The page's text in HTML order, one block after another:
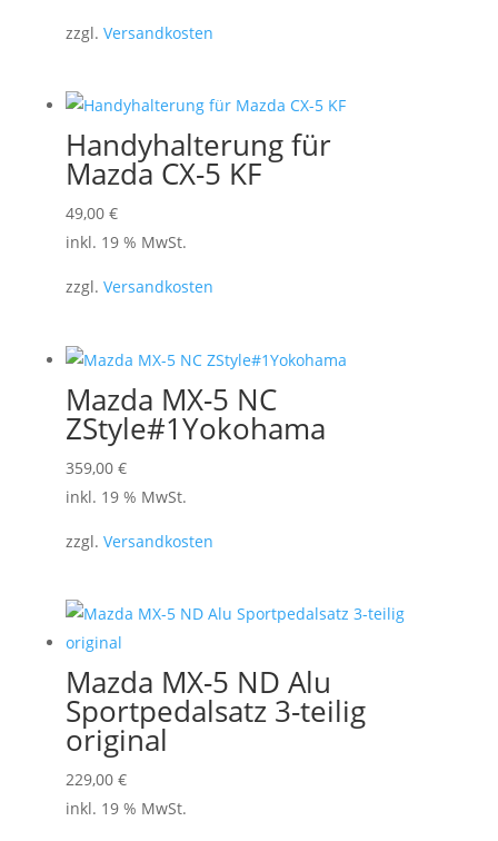
zzgl. Versandkosten
Handyhalterung für
Mazda CX-5 KF
49,00 €
inkl. 19 % MwSt.
zzgl. Versandkosten
Mazda MX-5 NC
ZStyle#1Yokohama
359,00 €
inkl. 19 % MwSt.
zzgl. Versandkosten
Mazda MX-5 ND Alu
Sportpedalsatz 3-teilig
original
229,00 €
inkl. 19 % MwSt.